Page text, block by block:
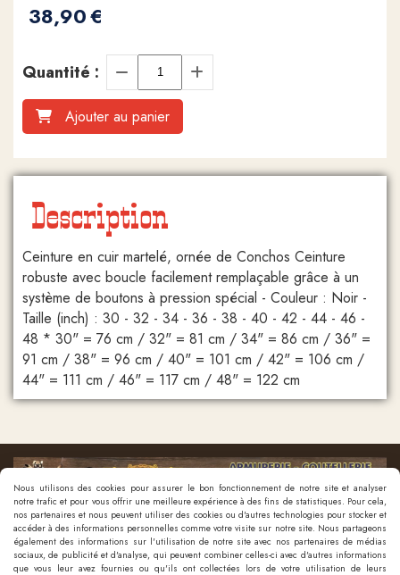
38,90€
Quantité :
Ajouter au panier
Description
Ceinture en cuir martelé, ornée de Conchos Ceinture
robuste avec boucle facilement remplaçable grâce à un
système de boutons à pression spécial - Couleur : Noir -
Taille (inch) : 30 - 32 - 34 - 36 - 38 - 40 - 42 - 44 - 46 -
48 * 30" = 76 cm / 32" = 81 cm / 34" = 86 cm / 36" =
91 cm / 38" = 96 cm / 40" = 101 cm / 42" = 106 cm /
44" = 111 cm / 46" = 117 cm / 48" = 122 cm
Nous utilisons des cookies pour assurer le bon fonctionnement de notre site et analyser
notre trafic et pour vous offrir une meilleure expérience à des fins de statistiques. Pour cela,
nos partenaires et nous peuvent utiliser des cookies ou d'autres technologies pour stocker et
accéder à des informations personnelles comme votre visite sur notre site. Nous partageons
également des informations sur l'utilisation de notre site avec nos partenaires de médias
sociaux, de publicité et d'analyse, qui peuvent combiner celles-ci avec d'autres informations
que vous leur avez fournies ou qu'ils ont collectées lors de votre utilisation de leurs